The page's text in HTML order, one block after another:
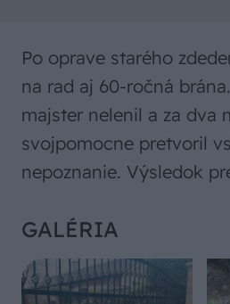
Po oprave starého
na rad aj 60-ročná
majster nelenil a za dva
svojpomocne pretvoril
nepoznanie. Výsledok
GALÉRIA